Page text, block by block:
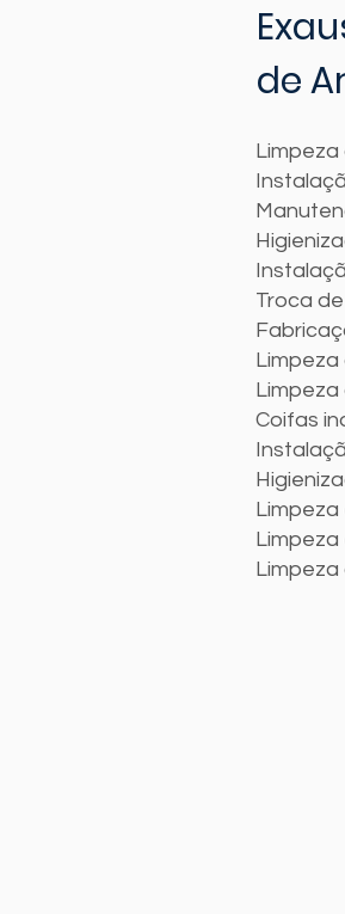
de
Limpeza
Troca
Limpeza
Limpeza
Coifas
Limpeza
Limpeza